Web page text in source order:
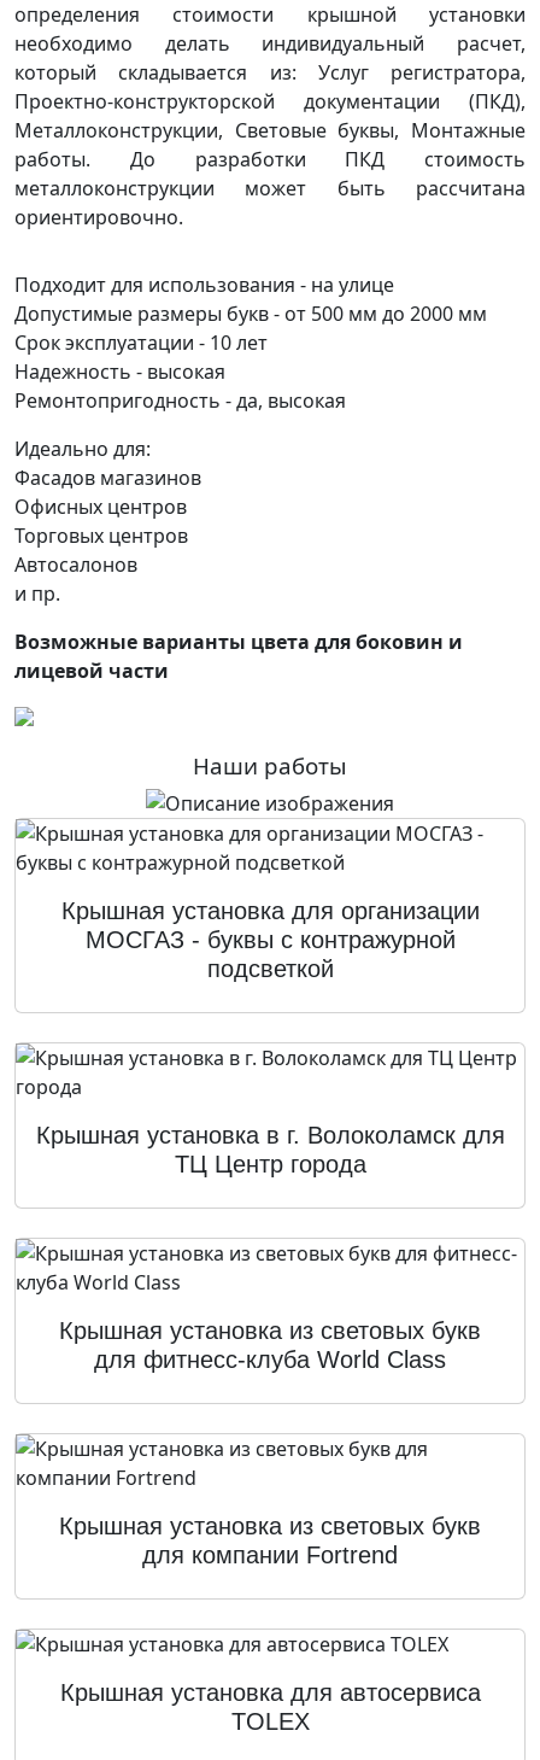
определения стоимости крышной установки
необходимо делать индивидуальный расчет,
который складывается из: Услуг регистратора,
Проектно-конструкторской документации (ПКД),
Металлоконструкции, Световые буквы, Монтажные
работы. До разработки ПКД стоимость
металлоконструкции может быть рассчитана
ориентировочно.
Подходит для использования - на улице
Допустимые размеры букв - от 500 мм до 2000 мм
Срок эксплуатации - 10 лет
Надежность - высокая
Ремонтопригодность - да, высокая
Идеально для:
Фасадов магазинов
Офисных центров
Торговых центров
Автосалонов
и пр.
Возможные варианты цвета для боковин и
лицевой части
Наши работы
Крышная установка для организации
МОСГАЗ - буквы с контражурной
подсветкой
Крышная установка в г. Волоколамск для
ТЦ Центр города
Крышная установка из световых букв
для фитнесс-клуба World Class
Крышная установка из световых букв
для компании Fortrend
Крышная установка для автосервиса
TOLEX